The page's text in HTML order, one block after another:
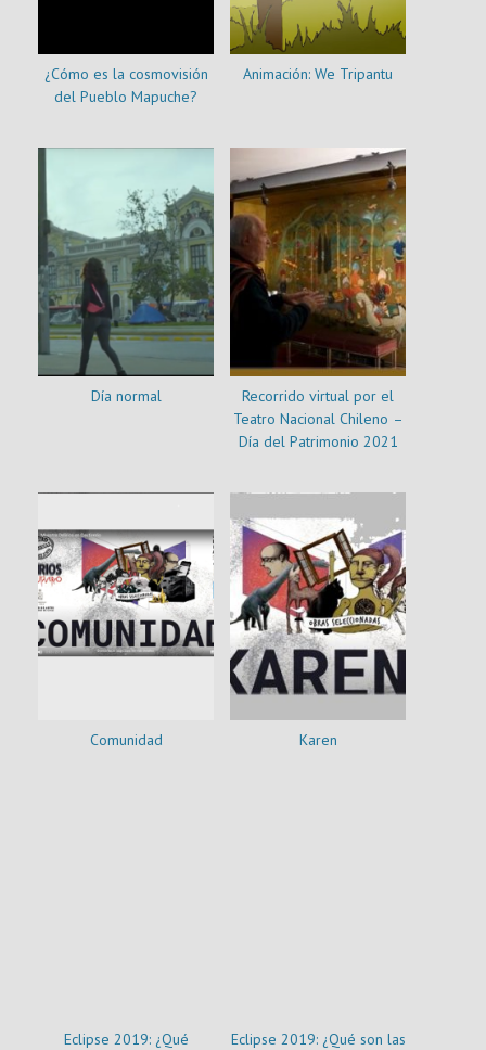
¿Cómo es la cosmovisión
del Pueblo Mapuche?
Animación: We Tripantu
Día normal
Recorrido virtual por el
Teatro Nacional Chileno –
Día del Patrimonio 2021
Comunidad Karen
Eclipse 2019: ¿Qué
Eclipse 2019: ¿Qué son las